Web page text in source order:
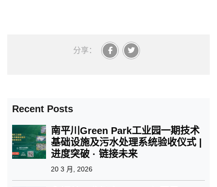
分享：
Recent Posts
南平川Green Park工业园一期技术
基础设施及污水处理系统验收仪式 |
进度突破 · 链接未来
20 3 月, 2026